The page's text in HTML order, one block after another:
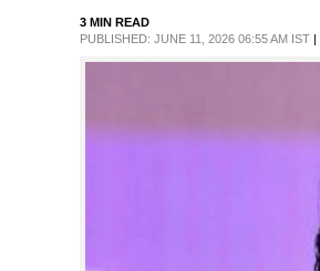
3 MIN READ
PUBLISHED: JUNE 11, 2026 06:55 AM IST|